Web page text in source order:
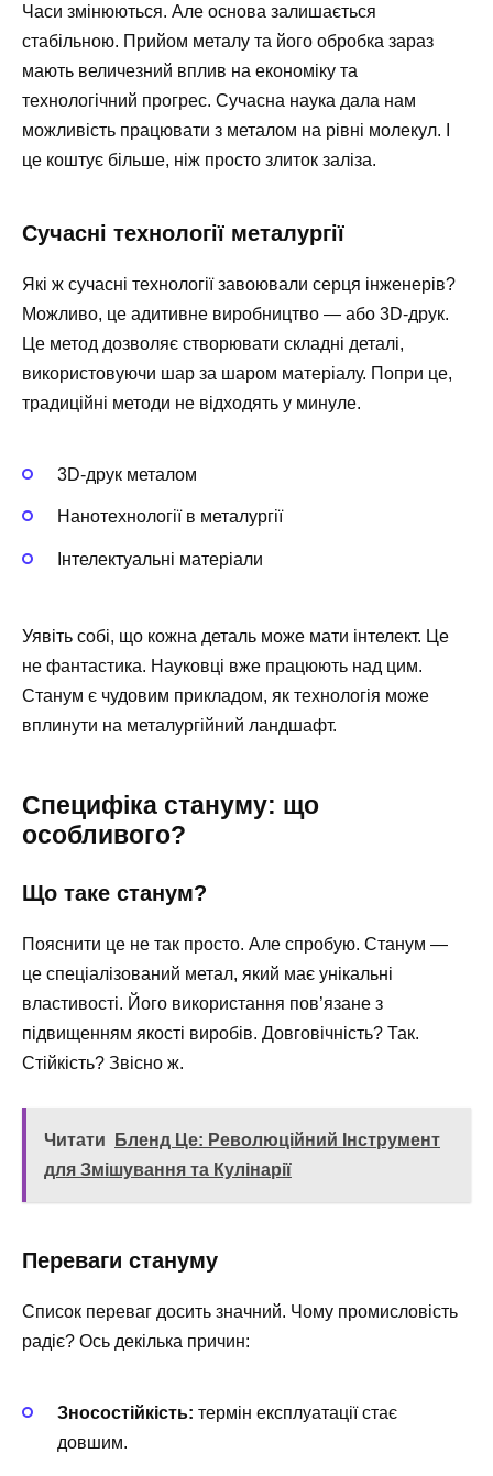
Часи змінюються. Але основа залишається
стабільною. Прийом металу та його обробка зараз
мають величезний вплив на економіку та
технологічний прогрес. Сучасна наука дала нам
можливість працювати з металом на рівні молекул. І
це коштує більше, ніж просто злиток заліза.
Сучасні технології металургії
Які ж сучасні технології завоювали серця інженерів?
Можливо, це адитивне виробництво — або 3D-друк.
Це метод дозволяє створювати складні деталі,
використовуючи шар за шаром матеріалу. Попри це,
традиційні методи не відходять у минуле.
3D-друк металом
Нанотехнології в металургії
Інтелектуальні матеріали
Уявіть собі, що кожна деталь може мати інтелект. Це
не фантастика. Науковці вже працюють над цим.
Станум є чудовим прикладом, як технологія може
вплинути на металургійний ландшафт.
Специфіка стануму: що
особливого?
Що таке станум?
Пояснити це не так просто. Але спробую. Станум —
це спеціалізований метал, який має унікальні
властивості. Його використання пов’язане з
підвищенням якості виробів. Довговічність? Так.
Стійкість? Звісно ж.
Читати
Бленд Це: Революційний Інструмент
для Змішування та Кулінарії
Переваги стануму
Список переваг досить значний. Чому промисловість
радіє? Ось декілька причин:
Зносостійкість: термін експлуатації стає
довшим.